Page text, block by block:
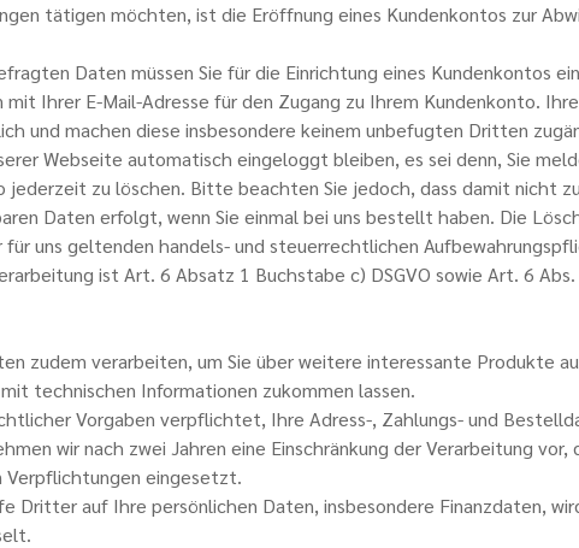
tätigen möchten, ist die Eröffnung eines Kundenkontos zur
Daten müssen Sie für die Einrichtung eines Kundenkontos
Ihrer E-Mail-Adresse für den Zugang zu Ihrem Kundenkonto.
und machen diese insbesondere keinem unbefugten Dritten
Webseite automatisch eingeloggt bleiben, es sei denn, Sie
jederzeit zu löschen. Bitte beachten Sie jedoch, dass damit nicht
Daten erfolgt, wenn Sie einmal bei uns bestellt haben. Die
uns geltenden handels- und steuerrechtlichen
ist Art. 6 Absatz 1 Buchstabe c) DSGVO sowie Art. 6
zudem verarbeiten, um Sie über weitere interessante Produkte
technischen Informationen zukommen lassen.
Vorgaben verpflichtet, Ihre Adress-, Zahlungs- und
wir nach zwei Jahren eine Einschränkung der Verarbeitung vor,
Verpflichtungen eingesetzt.
Dritter auf Ihre persönlichen Daten, insbesondere Finanzdaten,